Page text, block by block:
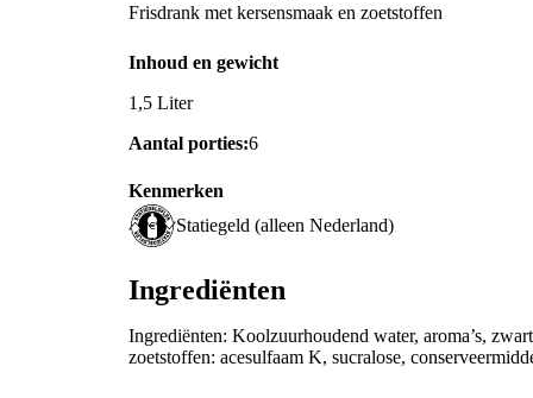
Frisdrank met kersensmaak en zoetstoffen
Inhoud en gewicht
1,5 Liter
Aantal porties:6
Kenmerken
Statiegeld (alleen Nederland)
Ingrediënten
Ingrediënten: Koolzuurhoudend water, aroma’s,
zoetstoffen: acesulfaam K, sucralose,